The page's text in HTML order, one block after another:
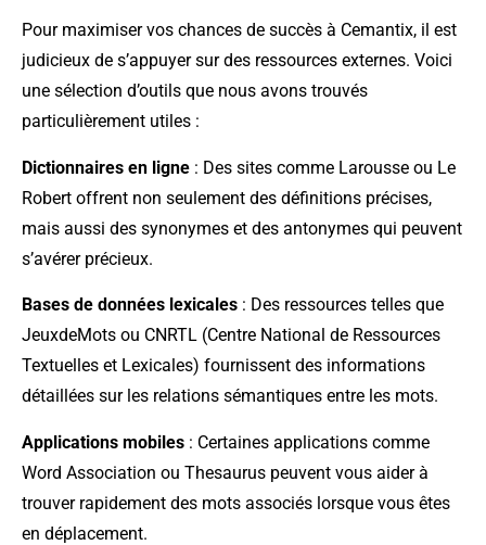
Pour maximiser vos chances de succès à Cemantix, il est
judicieux de s’appuyer sur des ressources externes. Voici
une sélection d’outils que nous avons trouvés
particulièrement utiles :
Dictionnaires en ligne : Des sites comme Larousse ou Le
Robert offrent non seulement des définitions précises,
mais aussi des synonymes et des antonymes qui peuvent
s’avérer précieux.
Bases de données lexicales : Des ressources telles que
JeuxdeMots ou CNRTL (Centre National de Ressources
Textuelles et Lexicales) fournissent des informations
détaillées sur les relations sémantiques entre les mots.
Applications mobiles : Certaines applications comme
Word Association ou Thesaurus peuvent vous aider à
trouver rapidement des mots associés lorsque vous êtes
en déplacement.